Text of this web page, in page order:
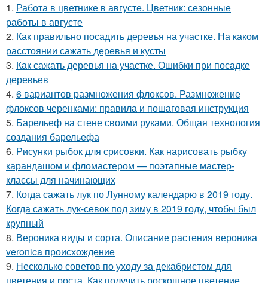
1. Работа в цветнике в августе. Цветник: сезонные
работы в августе
2. Как правильно посадить деревья на участке. На каком
расстоянии сажать деревья и кусты
3. Как сажать деревья на участке. Ошибки при посадке
деревьев
4. 6 вариантов размножения флоксов. Размножение
флоксов черенками: правила и пошаговая инструкция
5. Барельеф на стене своими руками. Общая технология
создания барельефа
6. Рисунки рыбок для срисовки. Как нарисовать рыбку
карандашом и фломастером — поэтапные мастер-
классы для начинающих
7. Когда сажать лук по Лунному календарю в 2019 году.
Когда сажать лук-севок под зиму в 2019 году, чтобы был
крупный
8. Вероника виды и сорта. Описание растения вероника
veronica происхождение
9. Несколько советов по уходу за декабристом для